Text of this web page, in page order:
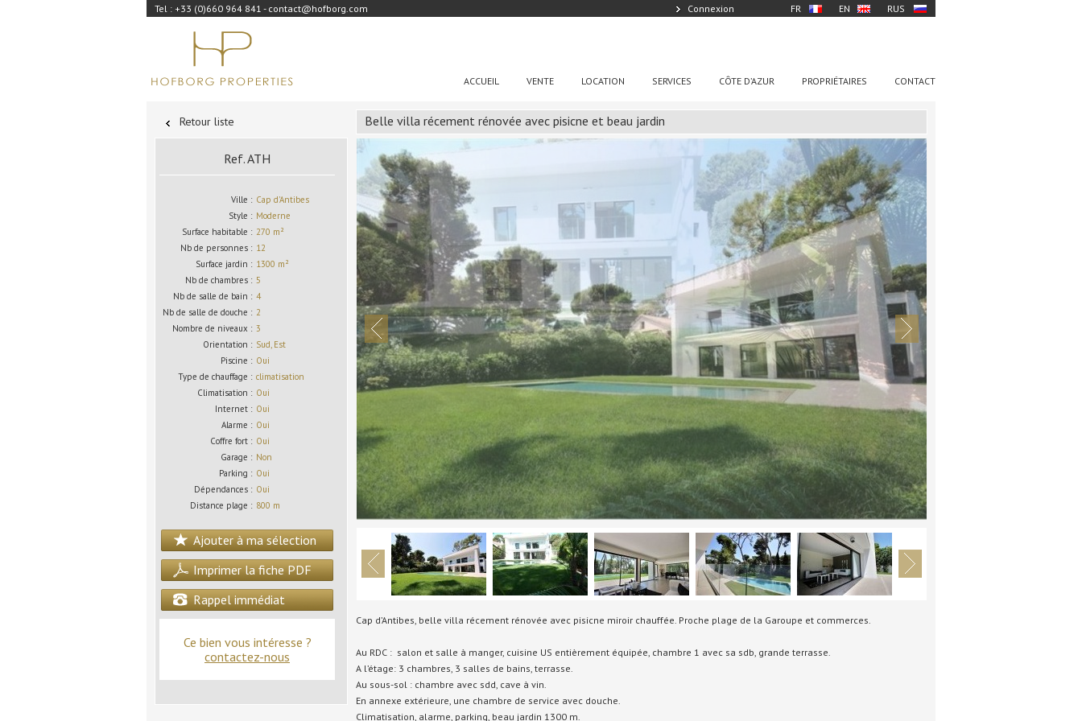
Tel : +33 (0)660 964 841 - contact@hofborg.com FR EN RUS
Connexion
ACCUEIL VENTE LOCATION SERVICES CÔTE D’AZUR PROPRIÉTAIRES CONTACT
Retour liste
Ref. ATH
Ville : Cap d'Antibes
Style : Moderne
Surface habitable : 270 m²
Nb de personnes : 12
Surface jardin : 1300 m²
Nb de chambres : 5
Nb de salle de bain : 4
Nb de salle de douche : 2
Nombre de niveaux : 3
Orientation : Sud, Est
Piscine : Oui
Type de chauffage : climatisation
Climatisation : Oui
Internet : Oui
Alarme : Oui
Coffre fort : Oui
Garage : Non
Parking : Oui
Dépendances : Oui
Distance plage : 800 m
Ajouter à ma sélection
Imprimer la fiche PDF
Rappel immédiat
Ce bien vous intéresse ?
contactez-nous
Belle villa récement rénovée avec pisicne et beau jardin
Cap d’Antibes, belle villa récement rénovée avec pisicne miroir chauffée. Proche plage de la Garoupe et commerces.
Au RDC : salon et salle à manger, cuisine US entièrement équipée, chambre 1 avec sa sdb, grande terrasse.
A l’étage: 3 chambres, 3 salles de bains, terrasse.
Au sous-sol : chambre avec sdd, cave à vin.
En annexe extérieure, une chambre de service avec douche.
Climatisation, alarme, parking, beau jardin 1300 m.